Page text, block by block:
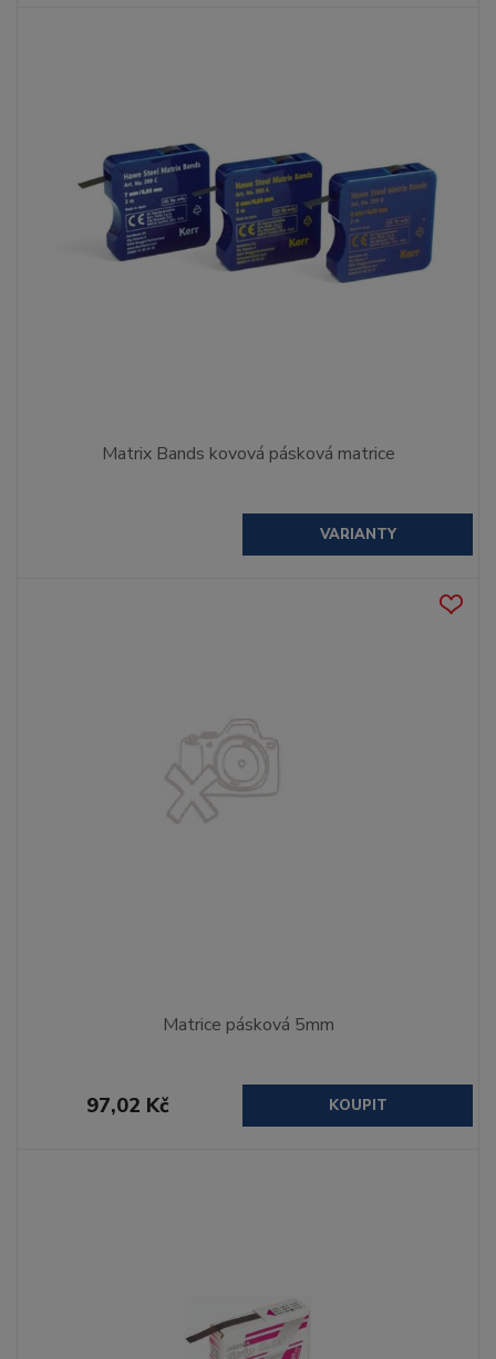
Matrix Bands kovová pásková matrice
VARIANTY
Matrice pásková 5mm
97,02 Kč KOUPIT